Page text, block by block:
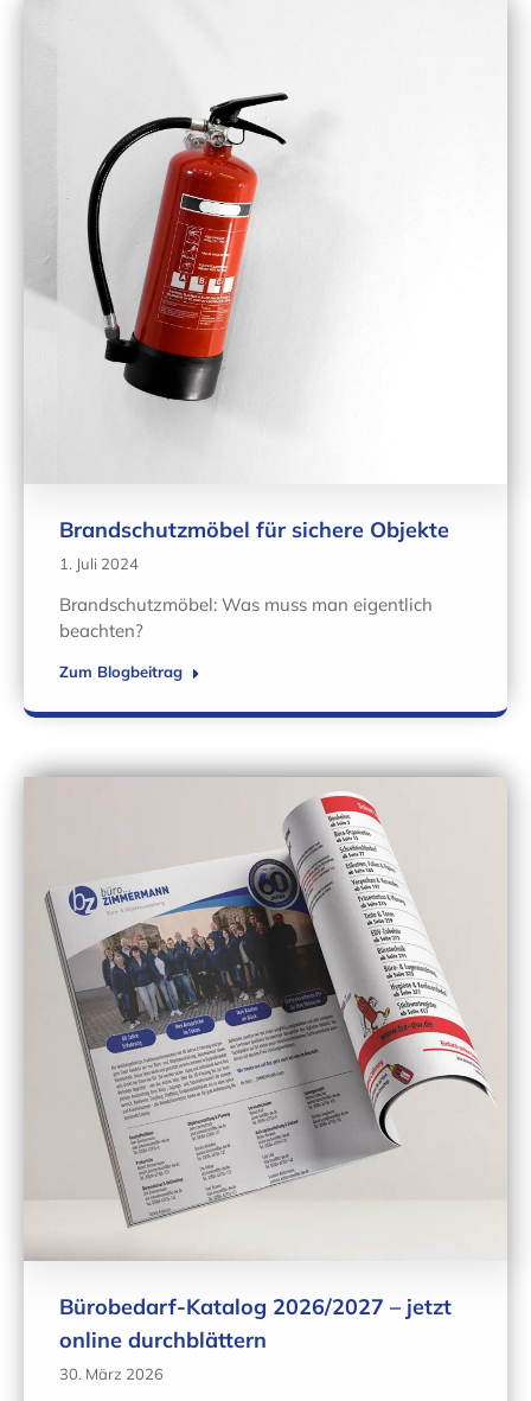
Brandschutzmöbel für sichere Objekte
1. Juli 2024
Brandschutzmöbel: Was muss man eigentlich
beachten?
Zum Blogbeitrag
Bürobedarf-Katalog 2026/2027 – jetzt
online durchblättern
30. März 2026